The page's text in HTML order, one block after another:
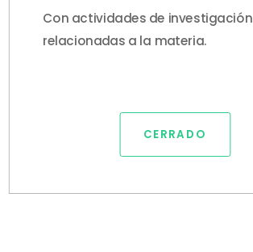
Con actividades de investigación
relacionadas a la materia.
CERRADO